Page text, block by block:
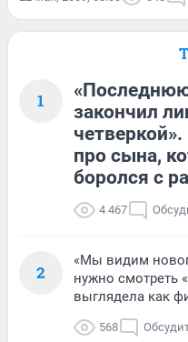
1
закончил
про сына,
боролся с
4 467
2
«Мы видим
нужно смотреть
выглядела как
568